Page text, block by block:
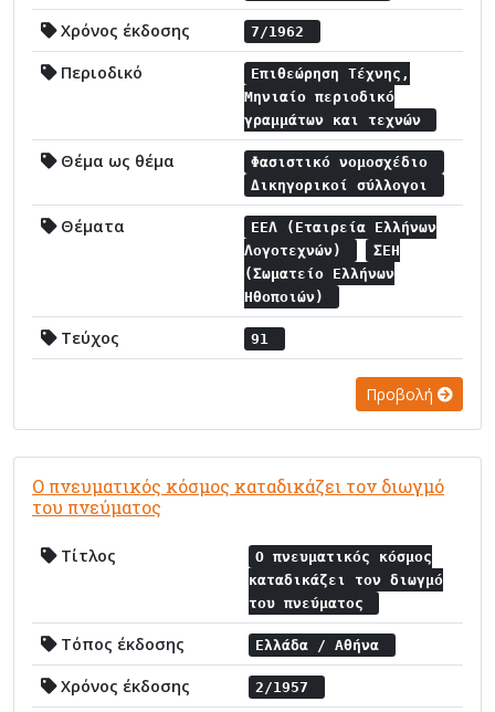
Χρόνος έκδοσης 7/1962
Περιοδικό
Επιθεώρηση Τέχνης,
Μηνιαίο περιοδικό
γραμμάτων και τεχνών
Θέμα ως θέμα
Φασιστικό νομοσχέδιο
Δικηγορικοί σύλλογοι
Θέματα
ΕΕΛ (Εταιρεία Ελλήνων
Λογοτεχνών)
ΣΕΗ
(Σωματείο Ελλήνων
Ηθοποιών)
Τεύχος 91
Προβολή
Ο πνευματικός κόσμος καταδικάζει τον διωγμό
του πνεύματος
Τίτλος
Ο πνευματικός κόσμος
καταδικάζει τον διωγμό
του πνεύματος
Τόπος έκδοσης Ελλάδα / Αθήνα
Χρόνος έκδοσης 2/1957